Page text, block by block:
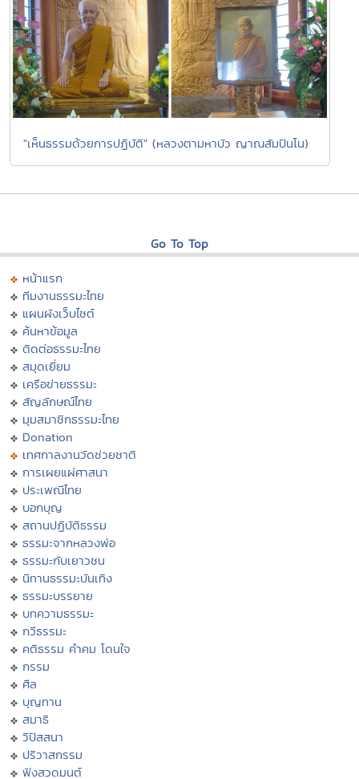
"เห็นธรรมด้วยการปฏิบัติ" (หลวงตามหาบัว ญาณสัมปันโน)
Go To Top
หน้าแรก
ทีมงานธรรมะไทย
แผนผังเว็บไซต์
ค้นหาข้อมูล
ติดต่อธรรมะไทย
สมุดเยี่ยม
เครือข่ายธรรมะ
สัญลักษณ์ไทย
มุมสมาชิกธรรมะไทย
Donation
เทศกาลงานวัดช่วยชาติ
การเผยแผ่ศาสนา
ประเพณีไทย
บอกบุญ
สถานปฏิบัติธรรม
ธรรมะจากหลวงพ่อ
ธรรมะกับเยาวชน
นิทานธรรมะบันเทิง
ธรรมะบรรยาย
บทความธรรมะ
กวีธรรมะ
คติธรรม คำคม โดนใจ
กรรม
ศีล
บุญทาน
สมาธิ
วิปัสสนา
ปริวาสกรรม
ฟังสวดมนต์